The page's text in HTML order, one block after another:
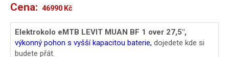
Cena: Původní
cena
byla:
46990 Kč
cena
je:
Elektrokolo eMTB LEVIT MUAN BF 1 over 27,5″,
výkonný pohon s vyšší kapacitou baterie, dojedete kde si
budete přát.